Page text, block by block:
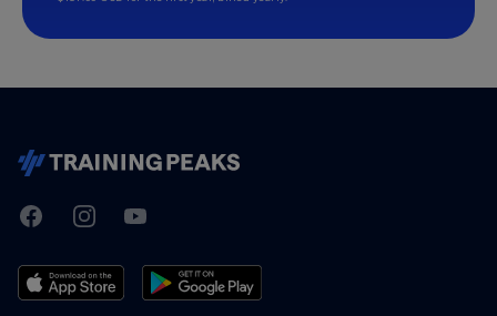
TrainingPeaks
FacebookInstagramYoutube